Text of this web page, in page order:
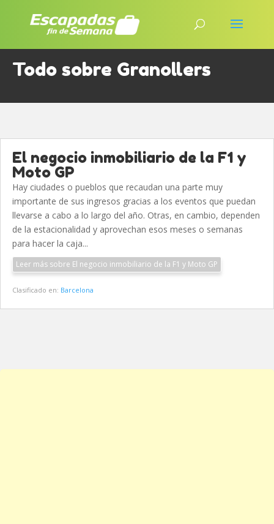
Todo sobre Granollers
El negocio inmobiliario de la F1 y
Moto GP
Hay ciudades o pueblos que recaudan una parte muy
importante de sus ingresos gracias a los eventos que puedan
llevarse a cabo a lo largo del año. Otras, en cambio, dependen
de la estacionalidad y aprovechan esos meses o semanas
para hacer la caja...
Leer más sobre El negocio inmobiliario de la F1 y Moto GP
Clasificado en: Barcelona